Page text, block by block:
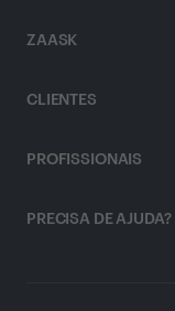
ZAASK
CLIENTES
PROFISSIONAIS
PRECISA DE AJUDA?